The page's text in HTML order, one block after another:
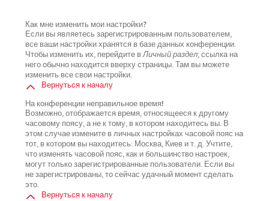
Как мне изменить мои настройки?
Если вы являетесь зарегистрированным пользователем,
все ваши настройки хранятся в базе данных конференции.
Чтобы изменить их, перейдите вЛичный раздел; ссылка на
него обычно находится вверху страницы. Там вы можете
изменить все свои настройки.
Вернуться к началу
На конференции неправильное время!
Возможно, отображается время, относящееся к другому
часовому поясу, а не к тому, в котором находитесь вы. В
этом случае измените в личных настройках часовой пояс на
тот, в котором вы находитесь: Москва, Киев и т. д. Учтите,
что изменять часовой пояс, как и большинство настроек,
могут только зарегистрированные пользователи. Если вы
не зарегистрированы, то сейчас удачный момент сделать
это.
Вернуться к началу